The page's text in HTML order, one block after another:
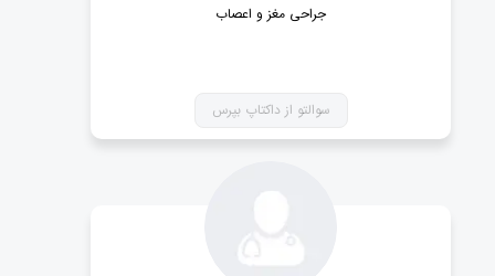
جراحی مغز و اعصاب
سوالتو از داکتاپ بپرس